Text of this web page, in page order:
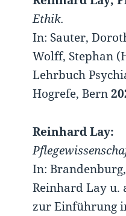
Ethik.
In: Sauter,
Wolff, Stephan
Lehrbuch
Hogrefe, Bern
Reinhard Lay:
In:
Reinhard Lay u.
zur Einführung